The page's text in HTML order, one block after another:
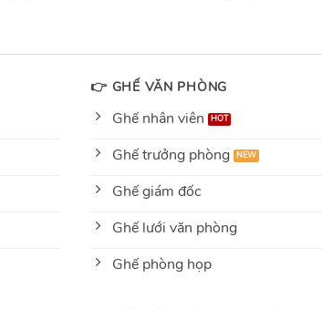
👉 GHẾ VĂN PHÒNG
Ghế nhân viên
Ghế trưởng phòng
Ghế giám đốc
Ghế lưới văn phòng
Ghế phòng họp